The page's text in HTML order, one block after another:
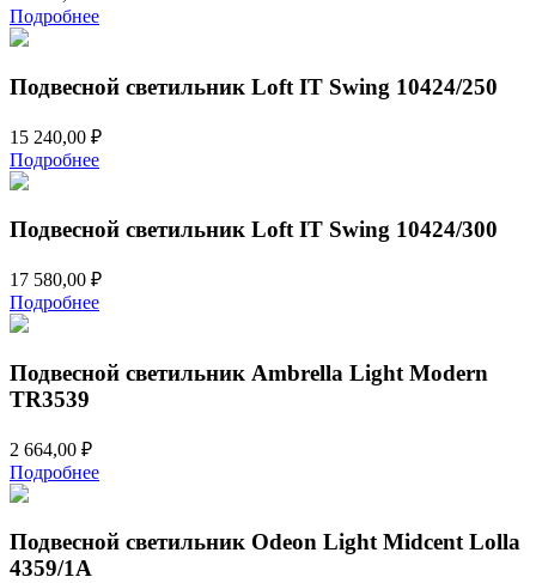
Подробнее
Подвесной светильник Loft IT Swing 10424/250
15 240,00 ₽
Подробнее
Подвесной светильник Loft IT Swing 10424/300
17 580,00 ₽
Подробнее
Подвесной светильник Ambrella Light Modern
TR3539
2 664,00 ₽
Подробнее
Подвесной светильник Odeon Light Midcent Lolla
4359/1A